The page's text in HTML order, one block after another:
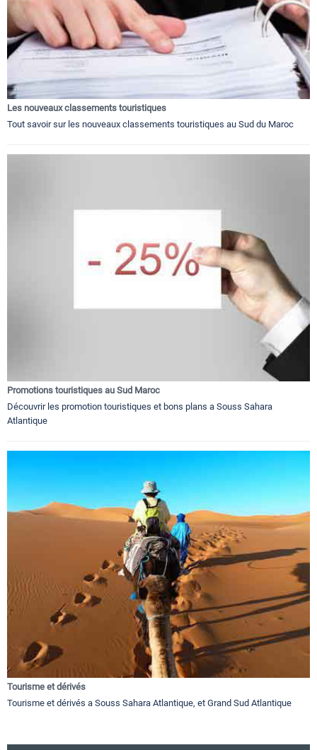
Les nouveaux classements touristiques
Tout savoir sur les nouveaux classements touristiques au Sud du Maroc
Promotions touristiques au Sud Maroc
Découvrir les promotion touristiques et bons plans a Souss Sahara
Atlantique
Tourisme et dérivés
Tourisme et dérivés a Souss Sahara Atlantique, et Grand Sud Atlantique